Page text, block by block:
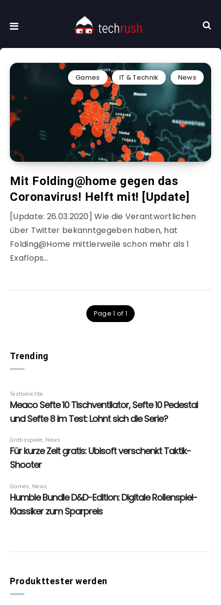
Games IT & Technik News
Mit Folding@home gegen das
Coronavirus! Helft mit! [Update]
[Update: 26.03.2020] Wie die Verantwortlichen
über Twitter bekanntgegeben haben, hat
Folding@Home mittlerweile schon mehr als 1
Exaflops…
Page 1 of 1
Trending
Produkttester werden